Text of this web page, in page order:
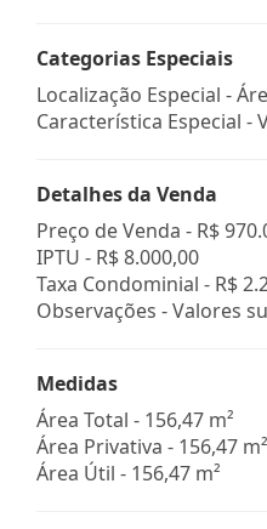
Categorias Especiais
Localização Especial -
Característica Especial -
Detalhes da Venda
Preço de Venda - R$
IPTU - R$ 8.000,00
Taxa Condominial - R$
Observações - Valores
Medidas
Área Total - 156,47 m²
Área Privativa - 156,47 m²
Área Útil - 156,47 m²